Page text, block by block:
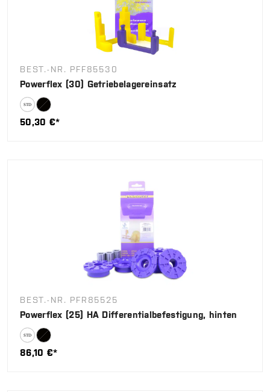
BEST.-NR. PFF85530
Powerflex (30) Getriebelagereinsatz
50,30 €*
BEST.-NR. PFR85525
Powerflex (25) HA Differentialbefestigung, hinten
86,10 €*